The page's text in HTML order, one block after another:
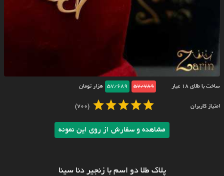
ساخت با طلای ۱۸ عیار 57/789
57/689 هزار تومان
امتیاز کاربران (700)
مشاهده و سفارش از روی این نمونه
پلاک طلا دو اسم با زنجیر دنا سینا